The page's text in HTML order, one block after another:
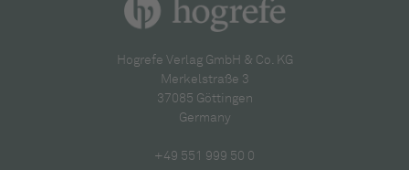
Hogrefe Verlag GmbH & Co. KG
Merkelstraße 3
37085 Göttingen
Germany
+49 551 999 50 0